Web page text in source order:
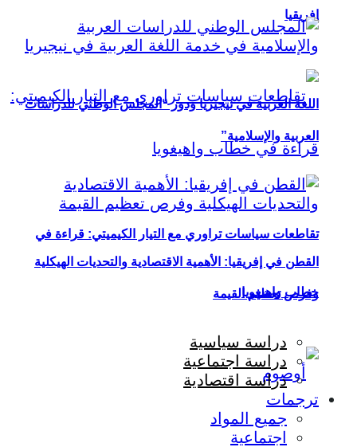
إفريقيا
تقاطعات سياسات تراوري مع التيار الكيميتي: قراءة في
خطاب واهيغويا
اللغة العربية في نيجيريا ودور “المجلس الوطني للدراسات
العربية والإسلامية”
القطن في إفريقيا: الأهمية الاقتصادية والتحديات الهيكلية
وفرص تعظيم القيمة
دراسة سياسية
دراسة اجتماعية
دراسة اقتصادية
ترجمات
جميع المواد
اجتماعية